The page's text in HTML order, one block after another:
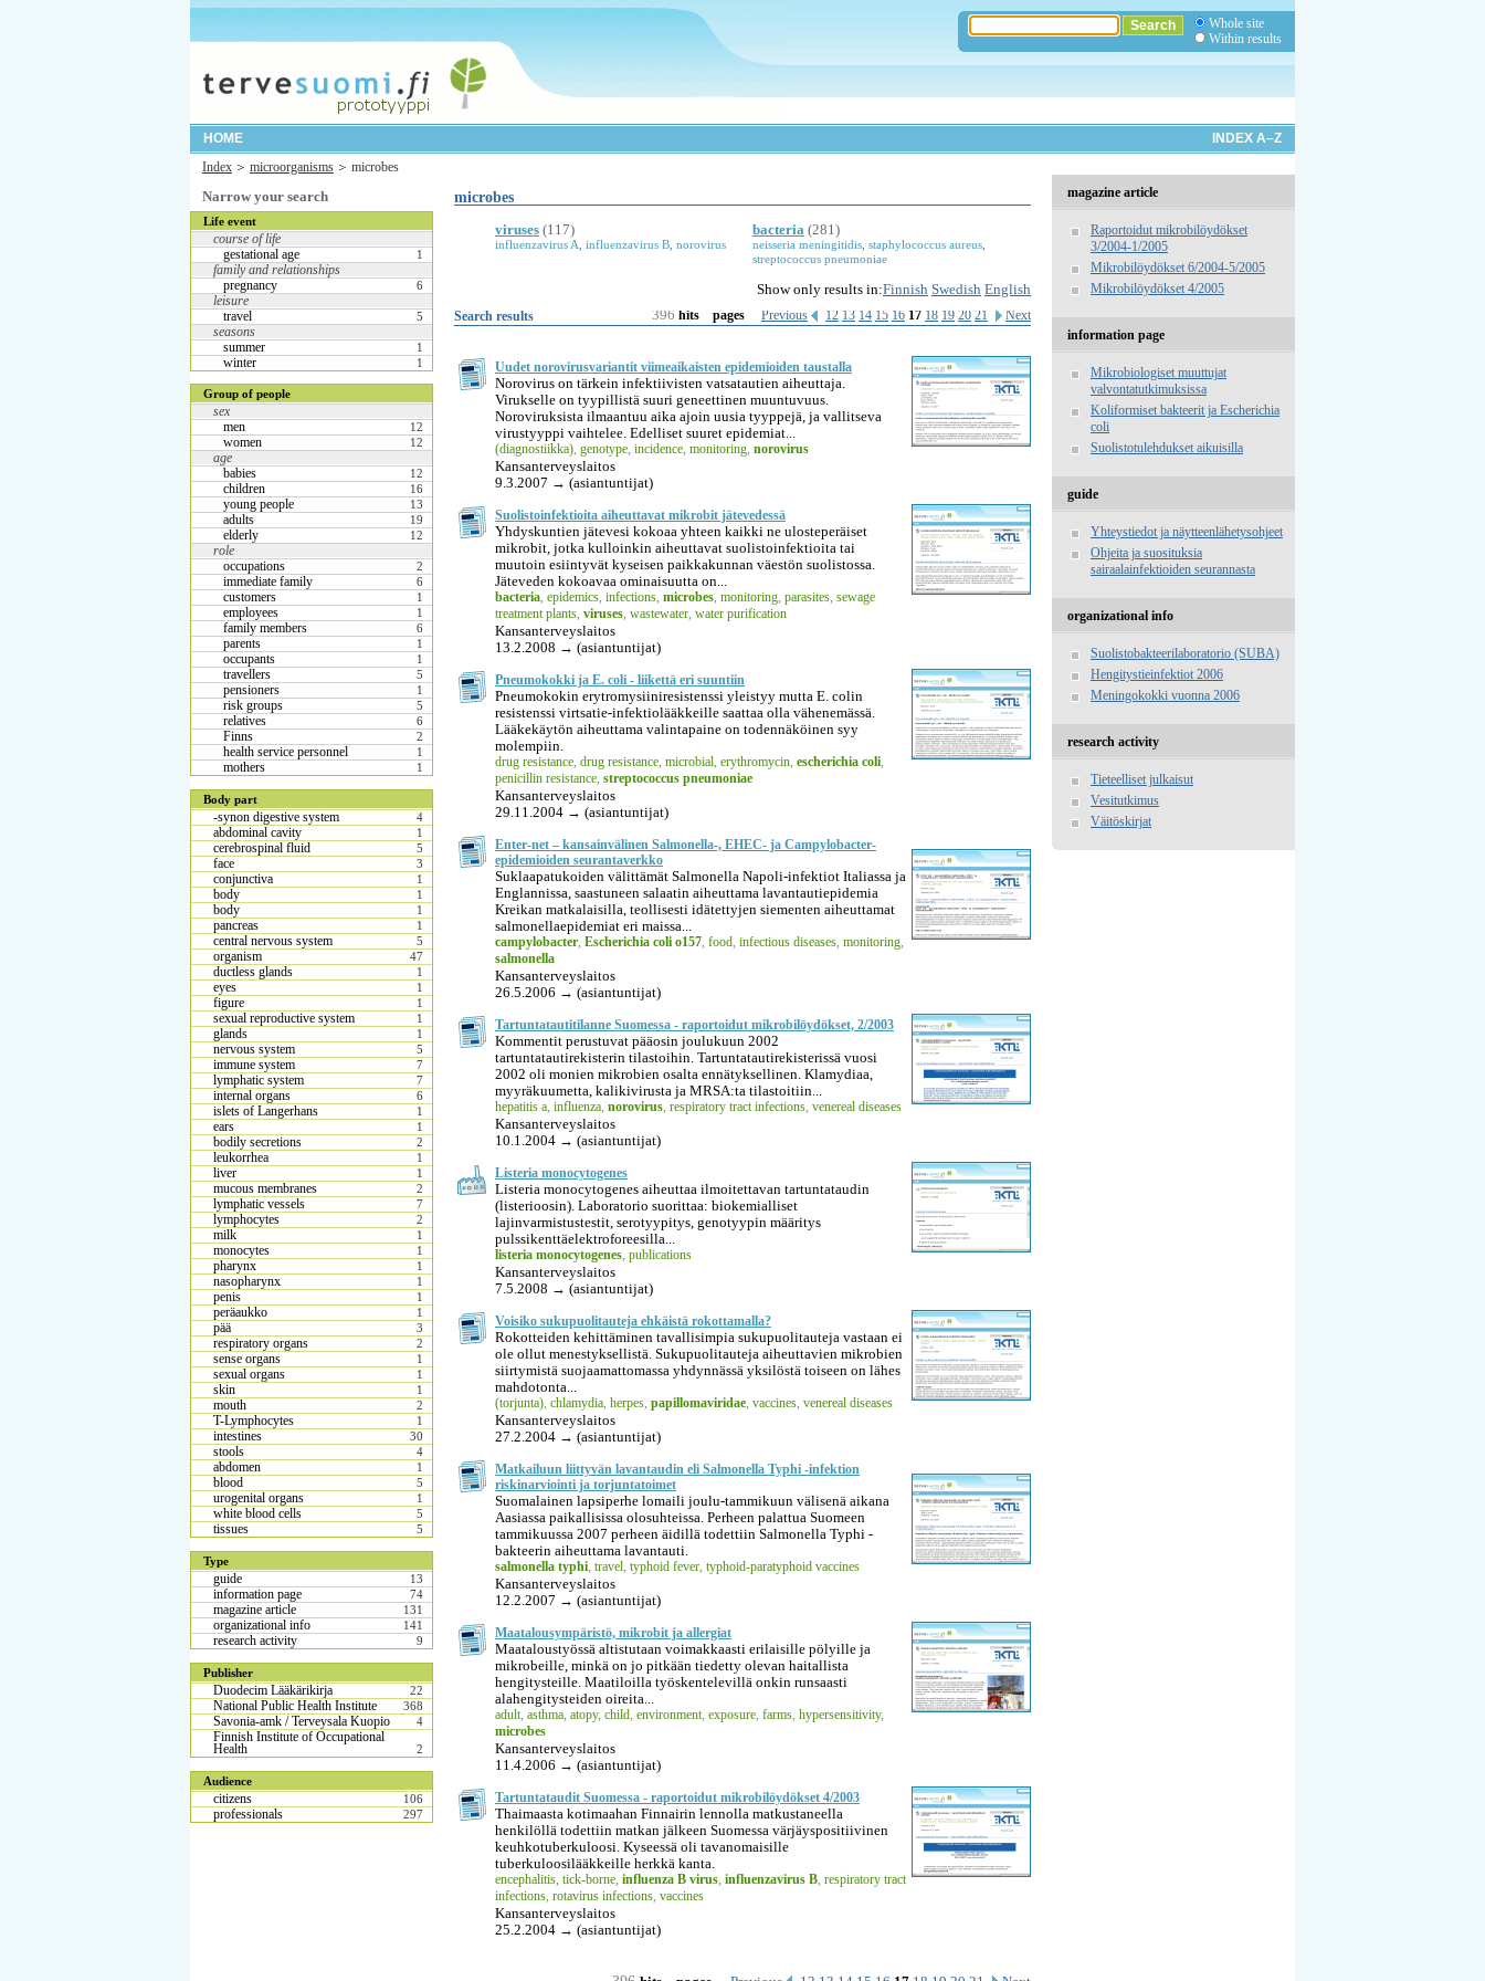
Whole site
Within results
HOME
INDEX A–Z
Index
microorganisms microbes
Narrow your search
Life event
course of life
gestational age
1
family and relationships
pregnancy
6
leisure
travel
5
seasons
summer
1
winter 1
Group of people
sex
men
12
women 12
age
babies
12
children 16
young people 13
adults 19
elderly 12
role
occupations
2
immediate family 6
customers 1
employees 1
family members 6
parents 1
occupants 1
travellers 5
pensioners 1
risk groups 5
relatives 6
Finns 2
health service personnel 1
mothers 1
Body part
-synon digestive system 4
abdominal cavity 1
cerebrospinal fluid 5
face 3
conjunctiva 1
body 1
body 1
pancreas 1
central nervous system 5
organism 47
ductless glands 1
eyes 1
figure 1
sexual reproductive system 1
glands 1
nervous system 5
immune system 7
lymphatic system 7
internal organs 6
islets of Langerhans 1
ears 1
bodily secretions 2
leukorrhea 1
liver 1
mucous membranes 2
lymphatic vessels 7
lymphocytes 2
milk 1
monocytes 1
pharynx 1
nasopharynx 1
penis 1
peräaukko 1
pää 3
respiratory organs 2
sense organs 1
sexual organs 1
skin 1
mouth 2
T-Lymphocytes 1
intestines 30
stools 4
abdomen 1
blood 5
urogenital organs 1
white blood cells 5
tissues 5
Type
guide 13
information page 74
magazine article 131
organizational info 141
research activity 9
Publisher
Duodecim Lääkärikirja 22
National Public Health Institute 368
Savonia-amk / Terveysala Kuopio 4
Finnish Institute of Occupational
Health 2
Audience
citizens 106
professionals 297
microbes
viruses (117)
influenzavirus A influenzavirus B norovirus
bacteria (281)
neisseria meningitidis, staphylococcus aureus,
streptococcus pneumoniae
Show only results in:Finnish Swedish English
Search results 396hits pages Previous 12 13 14 15 16 17 18 19 20 21 Next
Uudet norovirusvariantit viimeaikaisten epidemioiden taustalla
Norovirus on tärkein infektiivisten vatsatautien aiheuttaja.
Virukselle on tyypillistä suuri geneettinen muuntuvuus.
Noroviruksista ilmaantuu aika ajoin uusia tyyppejä, ja vallitseva
virustyyppi vaihtelee. Edelliset suuret epidemiat...
(diagnostiikka) genotype incidence monitoring norovirus
Kansanterveyslaitos
9.3.2007 → (asiantuntijat)
Suolistoinfektioita aiheuttavat mikrobit jätevedessä
Yhdyskuntien jätevesi kokoaa yhteen kaikki ne ulosteperäiset
mikrobit, jotka kulloinkin aiheuttavat suolistoinfektioita tai
muutoin esiintyvät kyseisen paikkakunnan väestön suolistossa.
Jäteveden kokoavaa ominaisuutta on...
bacteria epidemics infections microbes monitoring parasites sewage
treatment plants viruses wastewater water purification
Kansanterveyslaitos
13.2.2008 → (asiantuntijat)
Pneumokokki ja E. coli - liikettä eri suuntiin
Pneumokokin erytromysiiniresistenssi yleistyy mutta E. colin
resistenssi virtsatie-infektiolääkkeille saattaa olla vähenemässä.
Lääkekäytön aiheuttama valintapaine on todennäköinen syy
molempiin.
drug resistance drug resistance, microbial erythromycin escherichia coli
penicillin resistance streptococcus pneumoniae
Kansanterveyslaitos
29.11.2004 → (asiantuntijat)
Enter-net – kansainvälinen Salmonella-, EHEC- ja Campylobacter-
epidemioiden seurantaverkko
Suklaapatukoiden välittämät Salmonella Napoli-infektiot Italiassa ja
Englannissa, saastuneen salaatin aiheuttama lavantautiepidemia
Kreikan matkalaisilla, teollisesti idätettyjen siementen aiheuttamat
salmonellaepidemiat eri maissa...
campylobacter Escherichia coli o157 food infectious diseases monitoring
salmonella
Kansanterveyslaitos
26.5.2006 → (asiantuntijat)
Tartuntatautitilanne Suomessa - raportoidut mikrobilöydökset, 2/2003
Kommentit perustuvat pääosin joulukuun 2002
tartuntatautirekisterin tilastoihin. Tartuntatautirekisterissä vuosi
2002 oli monien mikrobien osalta ennätyksellinen. Klamydiaa,
myyräkuumetta, kalikivirusta ja MRSA:ta tilastoitiin...
hepatitis a influenza norovirus respiratory tract infections venereal diseases
Kansanterveyslaitos
10.1.2004 → (asiantuntijat)
Listeria monocytogenes
Listeria monocytogenes aiheuttaa ilmoitettavan tartuntataudin
(listerioosin). Laboratorio suorittaa: biokemialliset
lajinvarmistustestit, serotyypitys, genotyypin määritys
pulssikenttäelektroforeesilla...
listeria monocytogenes publications
Kansanterveyslaitos
7.5.2008 → (asiantuntijat)
Voisiko sukupuolitauteja ehkäistä rokottamalla?
Rokotteiden kehittäminen tavallisimpia sukupuolitauteja vastaan ei
ole ollut menestyksellistä. Sukupuolitauteja aiheuttavien mikrobien
siirtymistä suojaamattomassa yhdynnässä yksilöstä toiseen on lähes
mahdotonta...
(torjunta) chlamydia herpes papillomaviridae vaccines venereal diseases
Kansanterveyslaitos
27.2.2004 → (asiantuntijat)
Matkailuun liittyvän lavantaudin eli Salmonella Typhi -infektion
riskinarviointi ja torjuntatoimet
Suomalainen lapsiperhe lomaili joulu-tammikuun välisenä aikana
Aasiassa paikallisissa olosuhteissa. Perheen palattua Suomeen
tammikuussa 2007 perheen äidillä todettiin Salmonella Typhi -
bakteerin aiheuttama lavantauti.
salmonella typhi travel typhoid fever typhoid-paratyphoid vaccines
Kansanterveyslaitos
12.2.2007 → (asiantuntijat)
Maatalousympäristö, mikrobit ja allergiat
Maataloustyössä altistutaan voimakkaasti erilaisille pölyille ja
mikrobeille, minkä on jo pitkään tiedetty olevan haitallista
hengitysteille. Maatiloilla työskentelevillä onkin runsaasti
alahengitysteiden oireita...
adult asthma atopy, child environment exposure farms hypersensitivity,
microbes
Kansanterveyslaitos
11.4.2006 → (asiantuntijat)
Tartuntataudit Suomessa - raportoidut mikrobilöydökset 4/2003
Thaimaasta kotimaahan Finnairin lennolla matkustaneella
henkilöllä todettiin matkan jälkeen Suomessa värjäyspositiivinen
keuhkotuberkuloosi. Kyseessä oli tavanomaisille
tuberkuloosilääkkeille herkkä kanta.
encephalitis, tick-borne influenza B virus influenzavirus B respiratory tract
infections rotavirus infections vaccines
Kansanterveyslaitos
25.2.2004 → (asiantuntijat)
magazine article
Raportoidut mikrobilöydökset
3/2004-1/2005
Mikrobilöydökset 6/2004-5/2005
Mikrobilöydökset 4/2005
information page
Mikrobiologiset muuttujat
valvontatutkimuksissa
Koliformiset bakteerit ja Escherichia
coli
Suolistotulehdukset aikuisilla
guide
Yhteystiedot ja näytteenlähetysohjeet
Ohjeita ja suosituksia
sairaalainfektioiden seurannasta
organizational info
Suolistobakteerilaboratorio (SUBA)
Hengitystieinfektiot 2006
Meningokokki vuonna 2006
research activity
Tieteelliset julkaisut
Vesitutkimus
Väitöskirjat